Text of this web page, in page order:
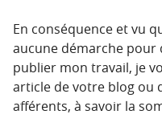
En conséquence et vu
aucune démarche
publier mon travail, je
article de votre blog ou
afférents, à savoir la